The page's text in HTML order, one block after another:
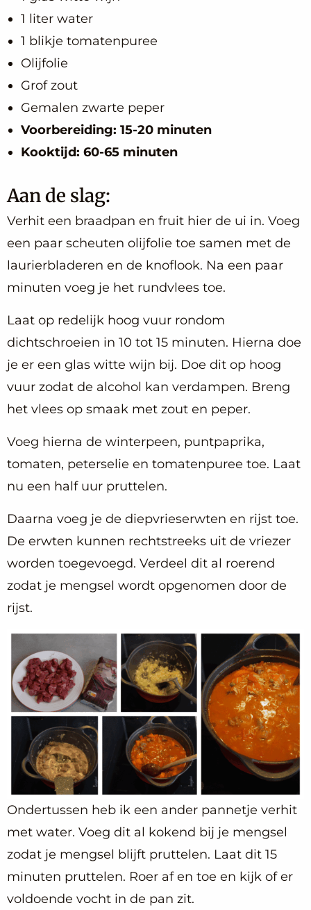
1 liter water
1 blikje tomatenpuree
Olijfolie
Grof zout
Gemalen zwarte peper
Voorbereiding: 15-20 minuten
Kooktijd: 60-65 minuten
Aan de slag:
Verhit een braadpan en fruit hier de ui in. Voeg
een paar scheuten olijfolie toe samen met de
laurierbladeren en de knoflook. Na een paar
minuten voeg je het rundvlees toe.
Laat op redelijk hoog vuur rondom
dichtschroeien in 10 tot 15 minuten. Hierna doe
je er een glas witte wijn bij. Doe dit op hoog
vuur zodat de alcohol kan verdampen. Breng
het vlees op smaak met zout en peper.
Voeg hierna de winterpeen, puntpaprika,
tomaten, peterselie en tomatenpuree toe. Laat
nu een half uur pruttelen.
Daarna voeg je de diepvrieserwten en rijst toe.
De erwten kunnen rechtstreeks uit de vriezer
worden toegevoegd. Verdeel dit al roerend
zodat je mengsel wordt opgenomen door de
rijst.
Ondertussen heb ik een ander pannetje verhit
met water. Voeg dit al kokend bij je mengsel
zodat je mengsel blijft pruttelen. Laat dit 15
minuten pruttelen. Roer af en toe en kijk of er
voldoende vocht in de pan zit.